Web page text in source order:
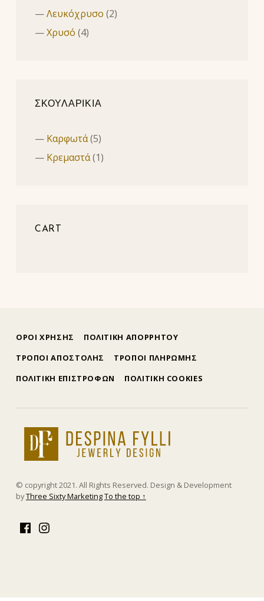
Λευκόχρυσο (2)
Χρυσό (4)
ΣΚΟΥΛΑΡΙΚΙΑ
Καρφωτά(5)
Κρεμαστά(1)
CART
ΟΡΟΙ ΧΡΗΣΗΣ
ΠΟΛΙΤΙΚΗ ΑΠΟΡΡΗΤΟΥ
ΤΡΟΠΟΙ ΑΠΟΣΤΟΛΗΣ
ΤΡΟΠΟΙ ΠΛΗΡΩΜΗΣ
ΠΟΛΙΤΙΚΗ ΕΠΙΣΤΡΟΦΩΝ
ΠΟΛΙΤΙΚΗ COOKIES
δέσποινα φύλλη
ΕΜΠΟΡΊΑ ΧΡΥΣΟΎ ΚΑΙ ΚΟΣΜΗΜΆΤΩΝ
© copyright 2021. All Rights Reserved. Design & Development
byThree Sixty MarketingTo the top ↑
FacebookInstagram